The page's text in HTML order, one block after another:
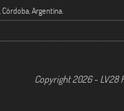
Córdoba, Argentina.
Copyright 2026 - LV28